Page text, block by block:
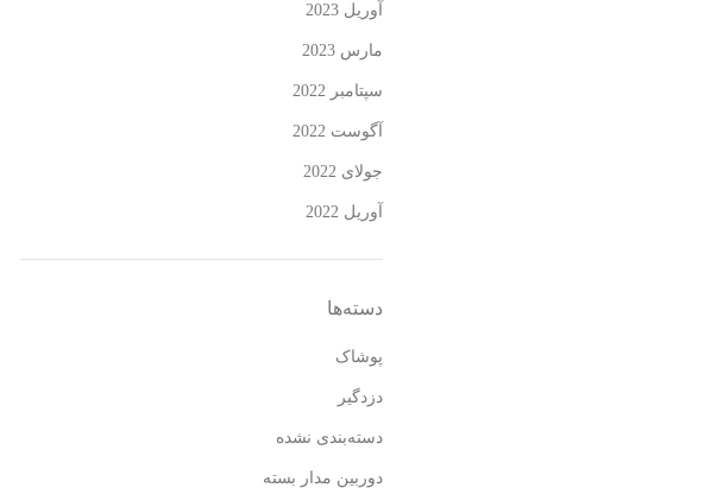
آوریل 2023
مارس 2023
سپتامبر 2022
آگوست 2022
جولای 2022
آوریل 2022
دسته‌ها
پوشاک
دزدگیر
دسته‌بندی نشده
دوربین مدار بسته